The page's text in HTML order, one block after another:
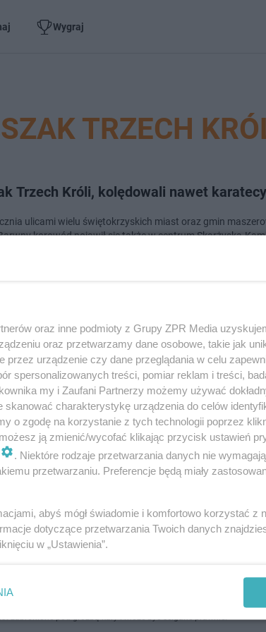
Wygraj
TRZECH
Trzech Króli, kolędowali nawet karatecy
ulicami wielu świętokrzyskich miast oraz gmin
korowód pojawił się także w centrum Skarżyska-
lub dalej rozpowszechniany w jakikolwiek sposób (w tym
praw. Jakiekolwiek użycie lub wykorzystanie utworów
zabronione pod groźbą kary i może być ścigane prawnie.
oraz inne podmioty z Grupy ZPR Media
oraz przetwarzamy dane osobowe, takie jak
przez urządzenie czy dane przeglądania w celu
spersonalizowanych treści, pomiar reklam i treści,
my i Zaufani Partnerzy możemy używać
charakterystykę urządzenia do celów
o zgodę na korzystanie z tych technologii poprzez
ją zmienić/wycofać klikając przycisk ustawień
. Niektóre rodzaje przetwarzania danych nie
przetwarzaniu. Preferencje będą miały
abyś mógł świadomie i komfortowo korzystać z
dotyczące przetwarzania Twoich danych
w „Ustawienia”.